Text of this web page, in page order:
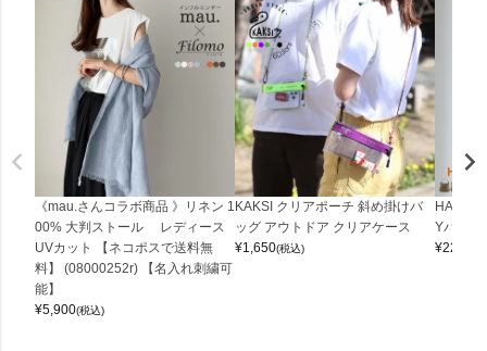
《mau.さんコラボ商品 》リネン 1
00% 大判ストール レディース
UVカット 【ネコポスで送料無
料】 (08000252r) 【名入れ刺繍可
能】
¥5,900(税込)
KAKSI クリアポーチ 斜め掛けバ
ッグ アウトドア クリアケース
¥1,650(税込)
Yバッグ
¥22,000